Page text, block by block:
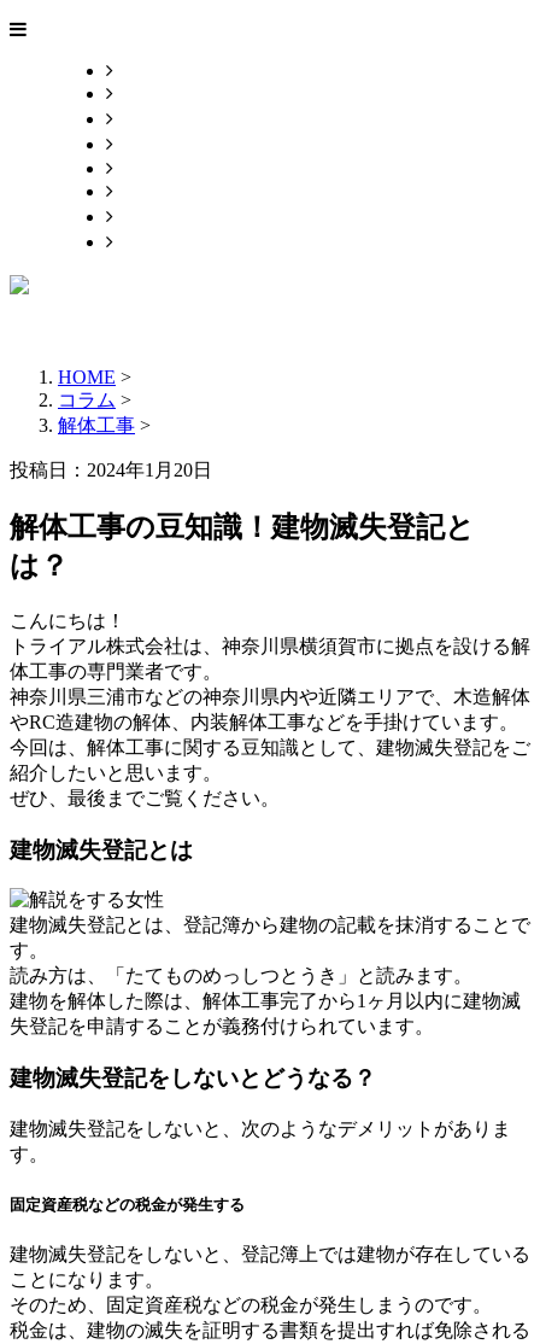
HOME >
コラム >
解体工事 >
投稿日：2024年1月20日
解体工事の豆知識！建物滅失登記と
は？
こんにちは！
トライアル株式会社は、神奈川県横須賀市に拠点を設ける解
体工事の専門業者です。
神奈川県三浦市などの神奈川県内や近隣エリアで、木造解体
やRC造建物の解体、内装解体工事などを手掛けています。
今回は、解体工事に関する豆知識として、建物滅失登記をご
紹介したいと思います。
ぜひ、最後までご覧ください。
建物滅失登記とは
建物滅失登記とは、登記簿から建物の記載を抹消することで
す。
読み方は、「たてものめっしつとうき」と読みます。
建物を解体した際は、解体工事完了から1ヶ月以内に建物滅
失登記を申請することが義務付けられています。
建物滅失登記をしないとどうなる？
建物滅失登記をしないと、次のようなデメリットがありま
す。
固定資産税などの税金が発生する
建物滅失登記をしないと、登記簿上では建物が存在している
ことになります。
そのため、固定資産税などの税金が発生しまうのです。
税金は、建物の滅失を証明する書類を提出すれば免除される